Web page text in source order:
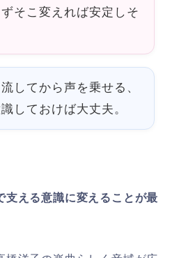
そこ変えれば安定しそ
してから声を乗せる、
しておけば大丈夫。
支える意識に変えることが最